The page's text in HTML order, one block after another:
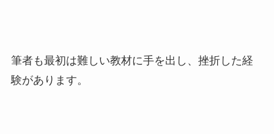
筆者も最初は難しい教材に手を出し、挫折した経
験があります。